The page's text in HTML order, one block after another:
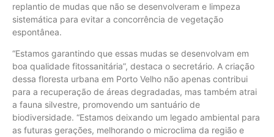
replantio de mudas que não se desenvolveram e limpeza
sistemática para evitar a concorrência de vegetação
espontânea.
“Estamos garantindo que essas mudas se desenvolvam em
boa qualidade fitossanitária”, destaca o secretário. A criação
dessa floresta urbana em Porto Velho não apenas contribui
para a recuperação de áreas degradadas, mas também atrai
a fauna silvestre, promovendo um santuário de
biodiversidade. “Estamos deixando um legado ambiental para
as futuras gerações, melhorando o microclima da região e